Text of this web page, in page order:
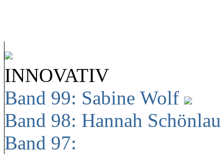
INNOVATIV
Band 99: Sabine Wolf
Band 98: Hannah
Band 97: